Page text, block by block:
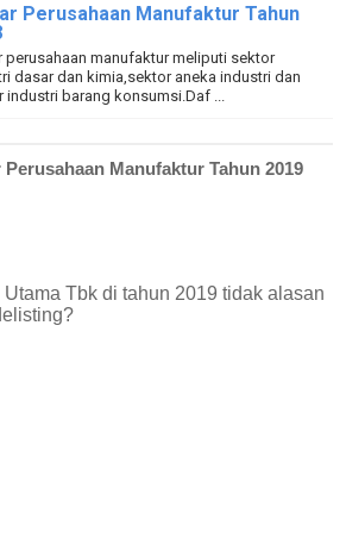
Perusahaan Manufaktur Tahun
perusahaan manufaktur meliputi sektor
dasar dan kimia,sektor aneka industri dan
industri barang konsumsi.Daf ...
Manufaktur Tahun 2019
Utama Tbk di tahun 2019 tidak alasan